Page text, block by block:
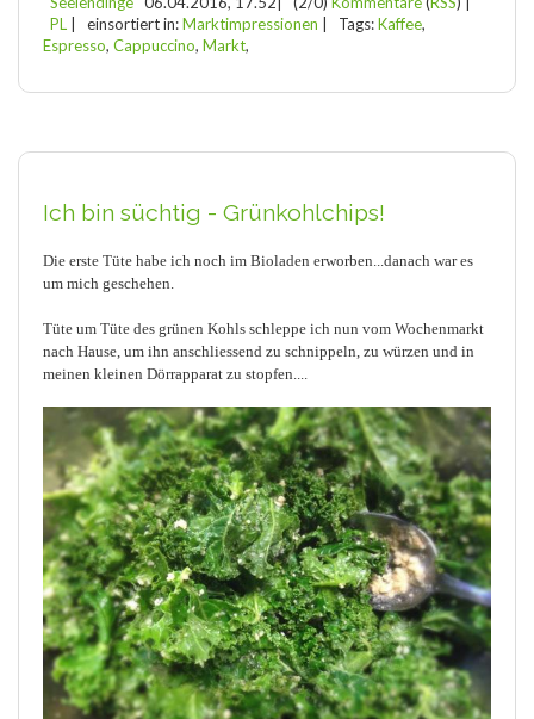
PL
einsortiert in:Marktimpressionen Tags:Kaffee,
Espresso, Cappuccino, Markt,
Ich bin süchtig - Grünkohlchips!
Die erste Tüte habe ich noch im Bioladen erworben...danach war es
um mich geschehen.
Tüte um Tüte des grünen Kohls schleppe ich nun vom Wochenmarkt
nach Hause, um ihn anschliessend zu schnippeln, zu würzen und in
meinen kleinen Dörrapparat zu stopfen....